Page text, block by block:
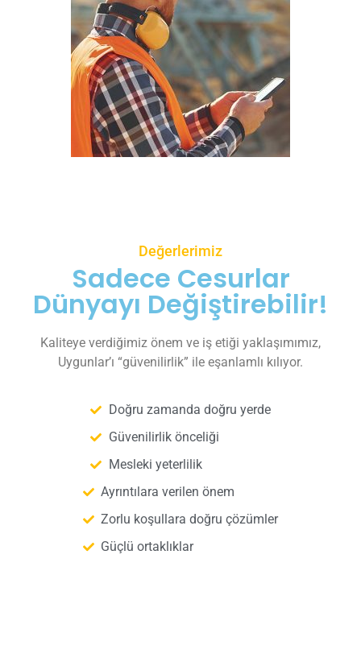
Değerlerimiz
Sadece Cesurlar
Dünyayı Değiştirebilir!
Kaliteye verdiğimiz önem ve iş etiği yaklaşımımız,
Uygunlar’ı “güvenilirlik” ile eşanlamlı kılıyor.
Doğru zamanda doğru yerde
Güvenilirlik önceliği
Mesleki yeterlilik
Ayrıntılara verilen önem
Zorlu koşullara doğru çözümler
Güçlü ortaklıklar